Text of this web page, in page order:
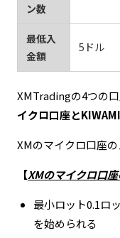
ン数
最低入
金額
5ドル
XMTradingの4つの口
イクロ口座と
XMのマイクロ口座
【XMのマイクロ口
最小ロット0.1ロ
を始められる